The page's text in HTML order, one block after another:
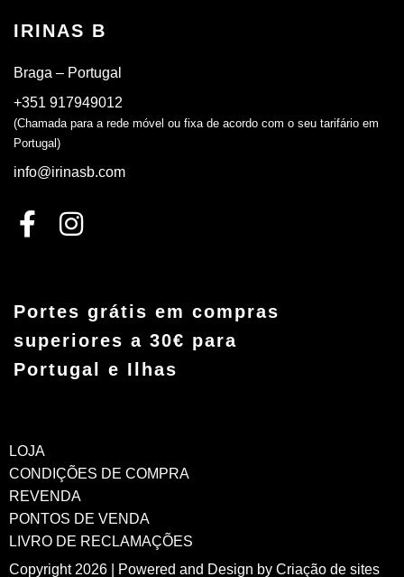
IRINAS B
Braga – Portugal
+351 917949012
(Chamada para a rede móvel ou fixa de acordo com o seu tarifário em
Portugal)
info@irinasb.com
Portes grátis em compras
superiores a 30€ para
Portugal e Ilhas
LOJA
CONDIÇÕES DE COMPRA
REVENDA
PONTOS DE VENDA
LIVRO DE RECLAMAÇÕES
Copyright 2026 | Powered and Design by Criação de sites